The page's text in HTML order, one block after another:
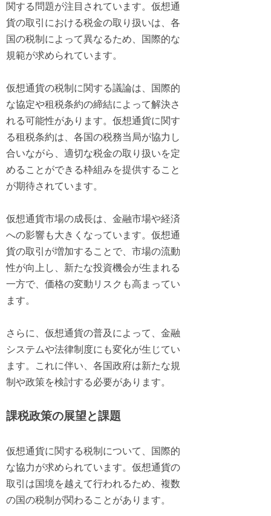
関する問題が注目されています。仮想通
貨の取引における税金の取り扱いは、各
国の税制によって異なるため、国際的な
規範が求められています。
仮想通貨の税制に関する議論は、国際的
な協定や租税条約の締結によって解決さ
れる可能性があります。仮想通貨に関す
る租税条約は、各国の税務当局が協力し
合いながら、適切な税金の取り扱いを定
めることができる枠組みを提供すること
が期待されています。
仮想通貨市場の成長は、金融市場や経済
への影響も大きくなっています。仮想通
貨の取引が増加することで、市場の流動
性が向上し、新たな投資機会が生まれる
一方で、価格の変動リスクも高まってい
ます。
さらに、仮想通貨の普及によって、金融
システムや法律制度にも変化が生じてい
ます。これに伴い、各国政府は新たな規
制や政策を検討する必要があります。
課税政策の展望と課題
仮想通貨に関する税制について、国際的
な協力が求められています。仮想通貨の
取引は国境を越えて行われるため、複数
の国の税制が関わることがあります。